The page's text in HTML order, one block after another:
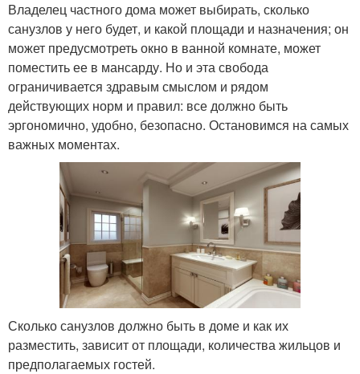
Владелец частного дома может выбирать, сколько
санузлов у него будет, и какой площади и назначения; он
может предусмотреть окно в ванной комнате, может
поместить ее в мансарду. Но и эта свобода
ограничивается здравым смыслом и рядом
действующих норм и правил: все должно быть
эргономично, удобно, безопасно. Остановимся на самых
важных моментах.
Сколько санузлов должно быть в доме и как их
разместить, зависит от площади, количества жильцов и
предполагаемых гостей.